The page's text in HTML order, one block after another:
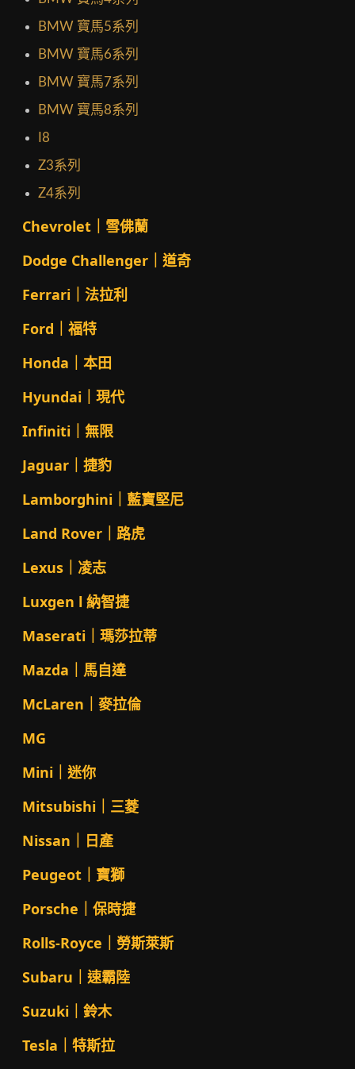
BMW 寶馬5系列
BMW 寶馬6系列
BMW 寶馬7系列
BMW 寶馬8系列
I8
Z3系列
Z4系列
Chevrolet｜雪佛蘭
Dodge Challenger｜道奇
Ferrari｜法拉利
Ford｜福特
Honda｜本田
Hyundai｜現代
Infiniti｜無限
Jaguar｜捷豹
Lamborghini｜藍寶堅尼
Land Rover｜路虎
Lexus｜凌志
Luxgen l 納智捷
Maserati｜瑪莎拉蒂
Mazda｜馬自達
McLaren｜麥拉倫
MG
Mini｜迷你
Mitsubishi｜三菱
Nissan｜日產
Peugeot｜寶獅
Porsche｜保時捷
Rolls-Royce｜勞斯萊斯
Subaru｜速霸陸
Suzuki｜鈴木
Tesla｜特斯拉